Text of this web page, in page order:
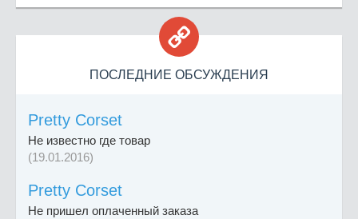

ПОСЛЕДНИЕ ОБСУЖДЕНИЯ
Pretty Corset
Не известно где товар
(19.01.2016)
Pretty Corset
Не пришел оплаченный заказа